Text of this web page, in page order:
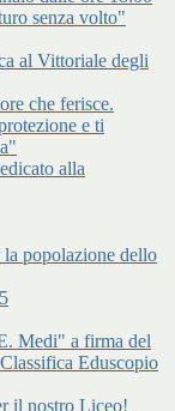
senza volto"
al Vittoriale degli
che ferisce.
e ti
alla
popolazione dello
Medi" a firma del
Eduscopio
il nostro Liceo!